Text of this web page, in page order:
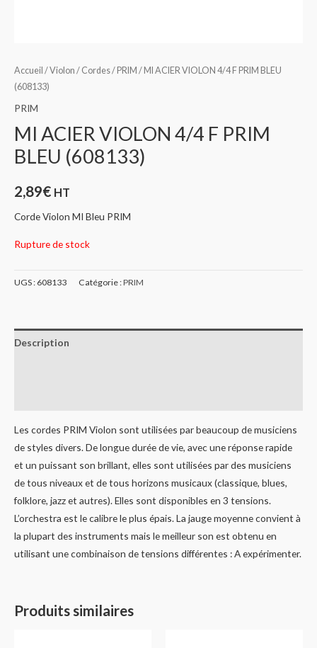
Accueil /Violon / Cordes/ PRIM / MI ACIER VIOLON 4/4 F PRIM BLEU
(608133)
PRIM
MI ACIER VIOLON 4/4 F PRIM
BLEU (608133)
2,89€ HT
Corde Violon MI Bleu PRIM
Rupture de stock
UGS : 608133 Catégorie :PRIM
Description
Les cordes PRIM Violon sont utilisées par beaucoup de musiciens
de styles divers. De longue durée de vie, avec une réponse rapide
et un puissant son brillant, elles sont utilisées par des musiciens
de tous niveaux et de tous horizons musicaux (classique, blues,
folklore, jazz et autres). Elles sont disponibles en 3 tensions.
L’orchestra est le calibre le plus épais. La jauge moyenne convient à
la plupart des instruments mais le meilleur son est obtenu en
utilisant une combinaison de tensions différentes : A expérimenter.
Produits similaires